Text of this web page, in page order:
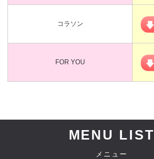
コラソン
FOR YOU
MENU LIST
メニュー